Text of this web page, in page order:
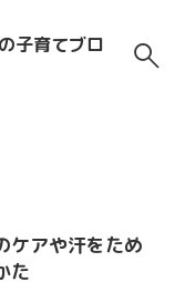
子育てブロ
ケアや汗をため
た